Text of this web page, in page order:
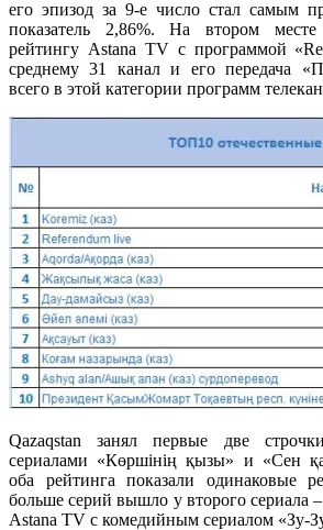
его эпизод за 9-е число стал самым
показатель 2,86%. На втором
рейтингу Astana TV с программой
среднему 31 канал и его передача
всего в этой категории программ
Qazaqstan занял первые две
сериалами «Көршінің қызы» и «Сен
оба рейтинга показали одинаковые
больше серий вышло у второго сериала
Astana TV с комедийным сериалом «Зу-